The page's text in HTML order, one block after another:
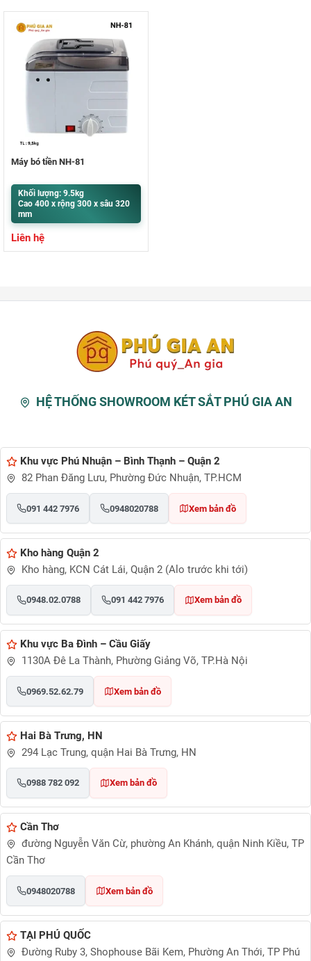
Máy bó tiền NH-81
Khối lượng: 9.5kg
Cao 400 x rộng 300 x sâu 320
mm
Liên hệ
HỆ THỐNG SHOWROOM KÉT SẮT PHÚ GIA AN
Khu vực Phú Nhuận – Bình Thạnh – Quận 2
82 Phan Đăng Lưu, Phường Đức Nhuận, TP.HCM
091 442 7976 0948020788 Xem bản đồ
Kho hàng Quận 2
Kho hàng, KCN Cát Lái, Quận 2 (Alo trước khi tới)
0948.02.0788 091 442 7976 Xem bản đồ
Khu vực Ba Đình – Cầu Giấy
1130A Đê La Thành, Phường Giảng Võ, TP.Hà Nội
0969.52.62.79 Xem bản đồ
Hai Bà Trưng, HN
294 Lạc Trung, quận Hai Bà Trưng, HN
0988 782 092 Xem bản đồ
Cần Thơ
đường Nguyễn Văn Cừ, phường An Khánh, quận Ninh Kiều, TP
Cần Thơ
0948020788 Xem bản đồ
TẠI PHÚ QUỐC
Đường Ruby 3, Shophouse Bãi Kem, Phường An Thới, TP Phú